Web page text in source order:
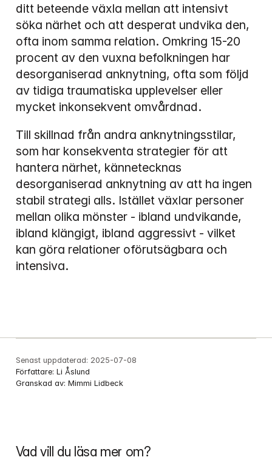
ditt beteende växla mellan att intensivt
söka närhet och att desperat undvika den,
ofta inom samma relation. Omkring 15-20
procent av den vuxna befolkningen har
desorganiserad anknytning, ofta som följd
av tidiga traumatiska upplevelser eller
mycket inkonsekvent omvårdnad.
Till skillnad från andra anknytningsstilar,
som har konsekventa strategier för att
hantera närhet, kännetecknas
desorganiserad anknytning av att ha ingen
stabil strategi alls. Istället växlar personer
mellan olika mönster - ibland undvikande,
ibland klängigt, ibland aggressivt - vilket
kan göra relationer oförutsägbara och
intensiva.
Senast uppdaterad: 2025-07-08
Författare: Li Åslund
Granskad av: Mimmi Lidbeck
Vad vill du läsa mer om?